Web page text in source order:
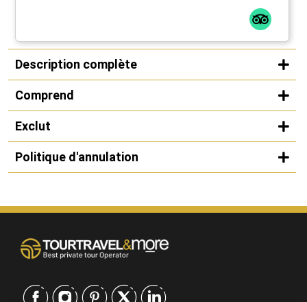
Description complète
Comprend
Exclut
Politique d'annulation